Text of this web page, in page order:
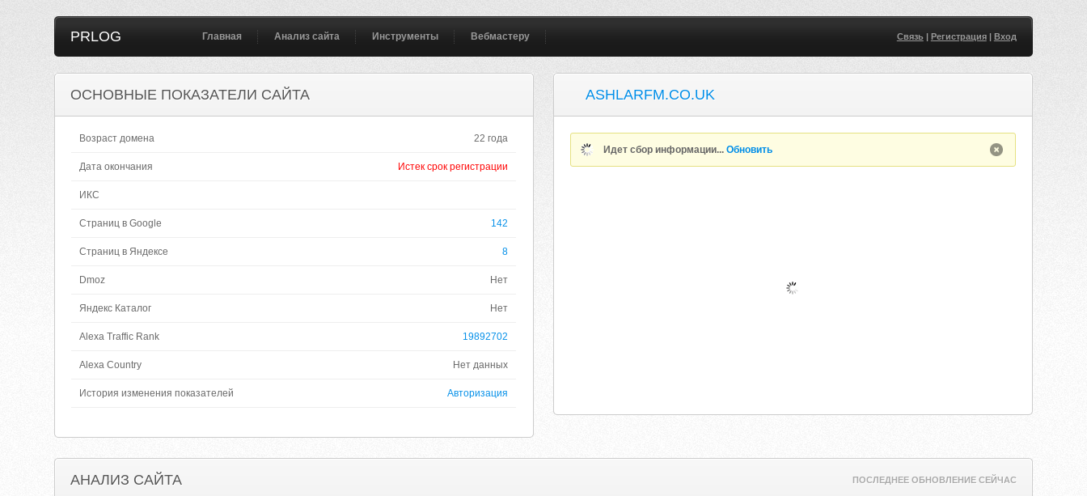
PRLOG Главная Анализ сайта Инструменты Вебмастеру Связь| Регистрация| Вход
ОСНОВНЫЕ ПОКАЗАТЕЛИ САЙТА
Возраст домена 22 года
Дата окончания Истек срок регистрации
ИКС
Страниц в Google 142
Страниц в Яндексе 8
Dmoz Нет
Яндекс Каталог Нет
Alexa Traffic Rank 19892702
Alexa Country Нет данных
История изменения показателей Авторизация
ASHLARFM.CO.UK
Идет сбор информации...Обновить
АНАЛИЗ САЙТА ПОСЛЕДНЕЕ ОБНОВЛЕНИЕ СЕЙЧАС